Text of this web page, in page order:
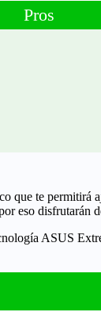
Pros
que te permitirá
eso disfrutarán
ASUS